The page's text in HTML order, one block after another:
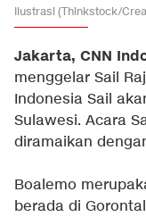
Ilustrasi (Thinkstock/
Jakarta, CNN
menggelar Sail
Indonesia Sail
Sulawesi. Acara
diramaikan
Boalemo
berada di